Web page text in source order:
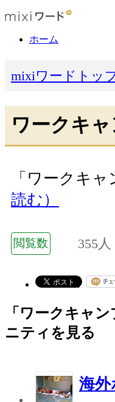
ホーム
mixiワードトッ
ワークキ
「ワークキ
読む）
閲覧数 355人
「ワークキャ
ニティを見る
海